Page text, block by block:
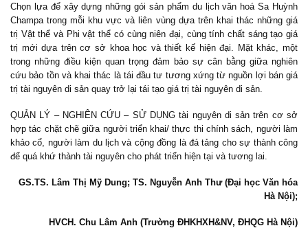
Chọn lựa để xây dựng những gói sản phẩm du lịch văn hoá Sa Huỳnh
Champa trong mỗi khu vực và liên vùng dựa trên khai thác những giá
trị Vật thể và Phi vật thể có cùng niên đại, cùng tính chất sáng tạo giá
trị mới dựa trên cơ sở khoa học và thiết kế hiện đại. Mặt khác, một
trong những điều kiện quan trọng đảm bảo sự cân bằng giữa nghiên
cứu bảo tồn và khai thác là tái đầu tư tương xứng từ nguồn lợi bán giá
trị tài nguyên di sản quay trở lại tái tạo giá trị tài nguyên di sản.
QUẢN LÝ – NGHIÊN CỨU – SỬ DỤNG tài nguyên di sản trên cơ sở
hợp tác chặt chẽ giữa người triển khai/ thực thi chính sách, người làm
khảo cổ, người làm du lịch và cộng đồng là đá tảng cho sự thành công
để quá khứ thành tài nguyên cho phát triển hiện tại và tương lai.
GS.TS. Lâm Thị Mỹ Dung; TS. Nguyễn Anh Thư (Đại học Văn hóa
Hà Nội);
HVCH. Chu Lâm Anh (Trường ĐHKHXH&NV, ĐHQG Hà Nội)